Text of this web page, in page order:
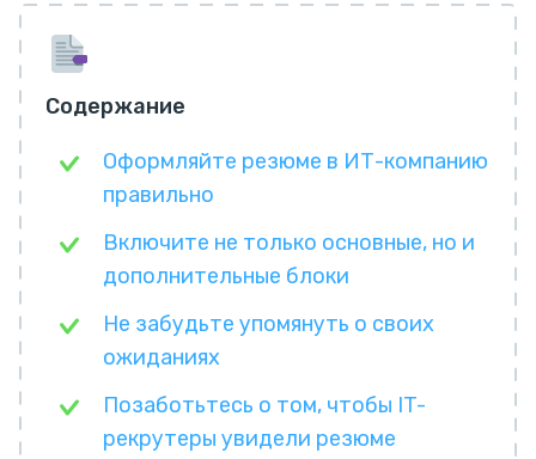
Содержание
Оформляйте резюме в ИТ-компанию
правильно
Включите не только основные, но и
дополнительные блоки
Не забудьте упомянуть о своих
ожиданиях
Позаботьтесь о том, чтобы IT-
рекрутеры увидели резюме